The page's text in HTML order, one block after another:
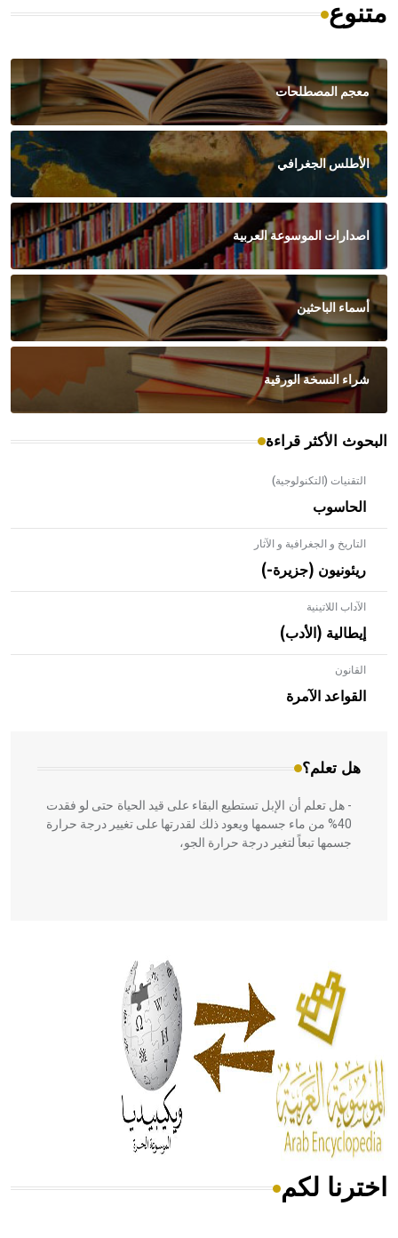
متنوع
معجم المصطلحات
الأطلس الجغرافي
اصدارات الموسوعة العربية
أسماء الباحثين
شراء النسخة الورقية
البحوث الأكثر قراءة
التقنيات (التكنولوجية)
الحاسوب
التاريخ و الجغرافية و الآثار
ريئونيون (جزيرة-)
الآداب اللاتينية
إيطالية (الأدب)
القانون
القواعد الآمرة
هل تعلم؟
- هل تعلم أن الأبلق نوع من الفنون الهندسية التي ارتبطت
بالعمارة الإسلامية في بلاد الشام ومصر خاصة، حيث يحرص
المعمار على بناء مداميكه وخاصة في الواجهات
- هل تعلم أن الإبل تستطيع البقاء على قيد الحياة حتى لو فقدت
40% من ماء جسمها ويعود ذلك لقدرتها على تغيير درجة حرارة
جسمها تبعاً لتغير درجة حرارة الجو،
الحكم، الأدلة، تنظيم التغذية، ورسالته في جروح الرأس. ويعود
له الفضل بأنه حرر الطب من الدين والفلسفة.
- هل تعلم أن المرجان إفراز حيواني يتكون في البحر ويتركب
من مادة كربونات الكلسيوم، وهو أحمر أو شديد الحمرة وهو
أجود أنواعه، ويمتاز بكبر الحجم ويسمى الش
هل تعلم أن الأبسيد كلمة فرنسية اللفظ تم اعتمادها مصطلحاً
اخترنا لكم